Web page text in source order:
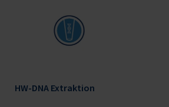
HW-DNA Extraktion